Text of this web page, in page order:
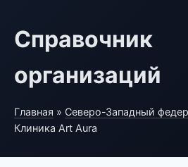
Справочник
организаций
Главная » Северо-Западный
Клиника Art Aura